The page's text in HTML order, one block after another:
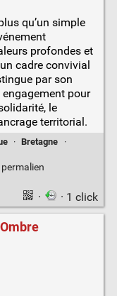
qu’un simple
profondes et
cadre convivial
par son
pour
le
territorial.
· Bretagne
·
permalien
· · 1 click